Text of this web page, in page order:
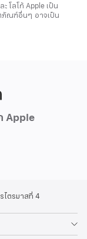
โลโก้ Apple เป็น
ภัณฑ์อื่นๆ อาจเป็น
Apple
ไตรมาสที่ 4